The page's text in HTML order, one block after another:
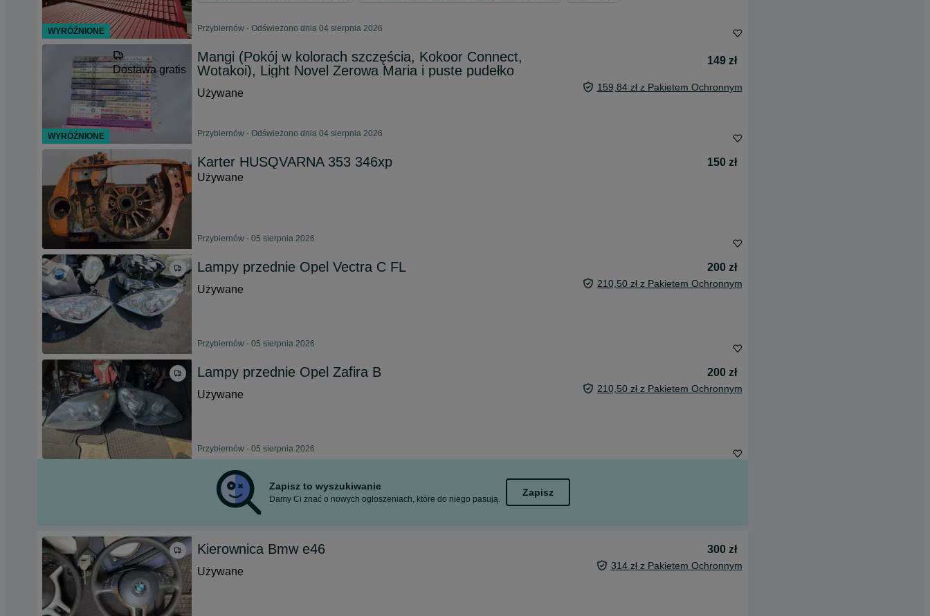
Przybiernów - Odświeżono dnia 04 sierpnia 2026
Dostawa gratis
Mangi (Pokój w kolorach szczęścia, Kokoor Connect,
Wotakoi), Light Novel Zerowa Maria i puste pudełko
149 zł
Używane 159,84 zł z Pakietem Ochronnym
Przybiernów - Odświeżono dnia 04 sierpnia 2026
Karter HUSQVARNA 353 346xp
150 zł
Używane
Przybiernów - 05 sierpnia 2026
Lampy przednie Opel Vectra C FL
200 zł
Używane
210,50 zł z Pakietem Ochronnym
Przybiernów - 05 sierpnia 2026
Lampy przednie Opel Zafira B
200 zł
Używane
210,50 zł z Pakietem Ochronnym
Przybiernów - 05 sierpnia 2026
Zapisz to wyszukiwanie
Damy Ci znać o nowych ogłoszeniach, które do niego pasują.
Zapisz
Kierownica Bmw e46
300 zł
Używane
314 zł z Pakietem Ochronnym
WYRÓŻNIONE
WYRÓŻNIONE